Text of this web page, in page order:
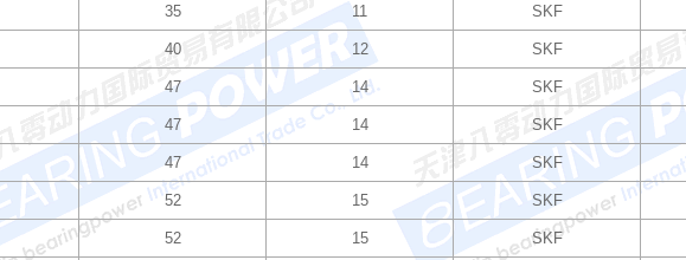
35 11 SKF
40 12 SKF
47 14 SKF
47 14 SKF
47 14 SKF
52 15 SKF
52 15 SKF